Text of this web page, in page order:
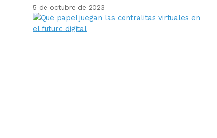
5 de octubre de 2023